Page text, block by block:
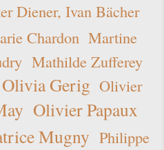
Diener, Ivan Bächer
Chardon Martine
Mathilde Zufferey
Olivia Gerig Olivier
Olivier Papaux
Mugny Philippe